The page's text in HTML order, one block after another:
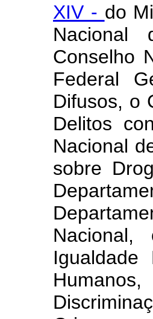
XIV - do
Nacional
Conselho
Federal
Difusos, o
Delitos
Nacional
sobre